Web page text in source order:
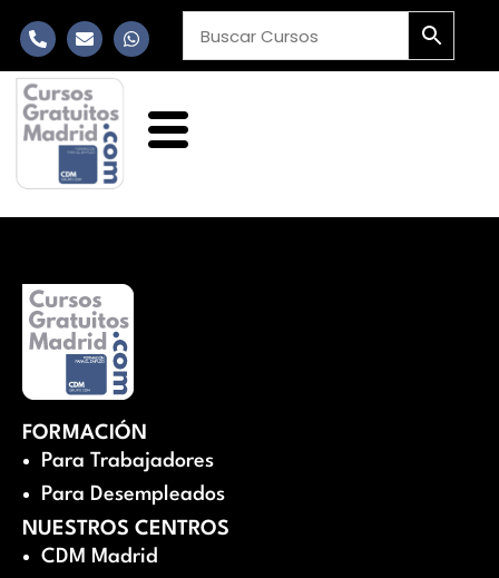
FORMACIÓN
Para Trabajadores
Para Desempleados
NUESTROS CENTROS
CDM Madrid